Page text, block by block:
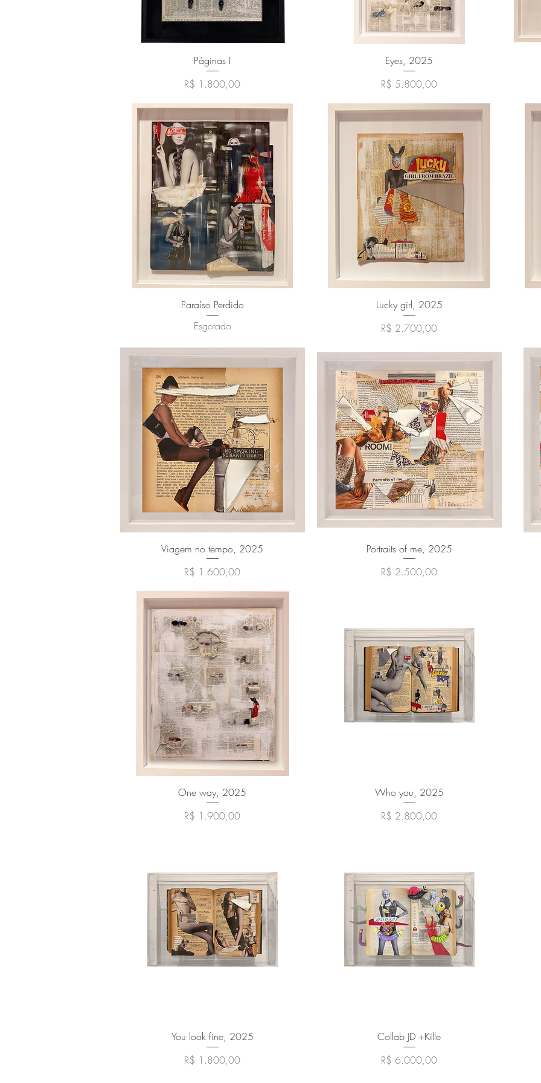
Visualização rápida
Páginas I
Preço
R$ 1.800,00
Visualização rápida
Eyes, 2025
Preço
R$ 5.800,00
Visualização rápida
Paraíso Perdido
Esgotado
Visualização rápida
Lucky girl, 2025
Preço
R$ 2.700,00
Visualização rápida
Viagem no tempo, 2025
Preço
R$ 1.600,00
Visualização rápida
Portraits of me, 2025
Preço
R$ 2.500,00
Visualização rápida
One way, 2025
Preço
R$ 1.900,00
Visualização rápida
Who you, 2025
Preço
R$ 2.800,00
Visualização rápida
You look fine, 2025
Preço
R$ 1.800,00
Visualização rápida
Collab JD +Kille
Preço
R$ 6.000,00